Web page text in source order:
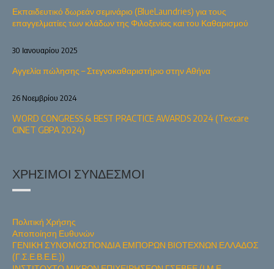
Εκπαιδευτικό δωρεάν σεμινάριο (BlueLaundries) για τους
επαγγελματίες των κλάδων της Φιλοξενίας και του Καθαρισμού
Αγγελία πώλησης – Στεγνοκαθαριστήριο στην Αθήνα
30 Ιανουαρίου 2025
WORD CONGRESS & BEST PRACTICE AWARDS 2024 (Texcare
CINET GBPA 2024)
26 Νοεμβρίου 2024
ΧΡΉΣΙΜΟΙ ΣΎΝΔΕΣΜΟΙ
Πολιτική Χρήσης
Αποποίηση Ευθυνών
ΓΕΝΙΚΗ ΣΥΝΟΜΟΣΠΟΝΔΙΑ ΕΜΠΟΡΩΝ ΒΙΟΤΕΧΝΩΝ ΕΛΛΑΔΟΣ
(Γ.Σ.Ε.Β.Ε.Ε.))